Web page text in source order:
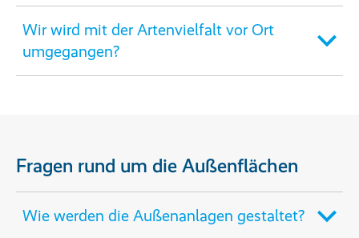
Wir wird mit der Artenvielfalt vor Ort
umgegangen?
Fragen rund um die Außenflächen
Wie werden die Außenanlagen gestaltet?